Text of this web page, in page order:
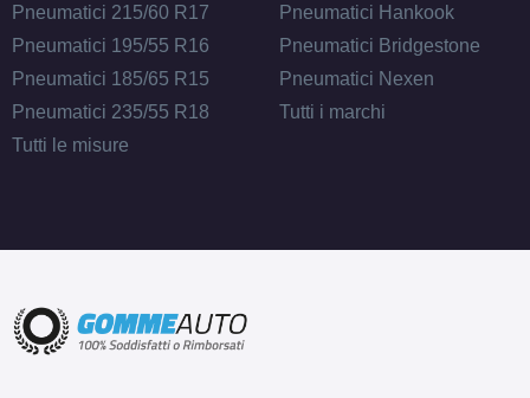
Pneumatici 215/60 R17
Pneumatici 195/55 R16
Pneumatici 185/65 R15
Pneumatici 235/55 R18
Tutti le misure
Pneumatici Hankook
Pneumatici Bridgestone
Pneumatici Nexen
Tutti i marchi